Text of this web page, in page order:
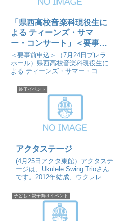
「県西高校音楽科現役生に
よる ティーンズ・サマ
ー・コンサート」＜要事前
申込＞
＜要事前申込＞（7月24日プレラ
ホール）県西高校音楽科現役生に
よる ティーンズ・サマー・コン
終了イベント
アクタステージ
(4月25日アクタ東館）アクタステ
ージは、Ukulele Swing Trioさん
です。2012年結成、ウクレレ、
アコースティックJazzトリオ。
子ども・親子向けイベント